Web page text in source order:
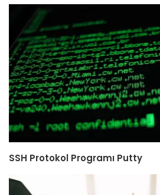
SSH Protokol Programı Putty